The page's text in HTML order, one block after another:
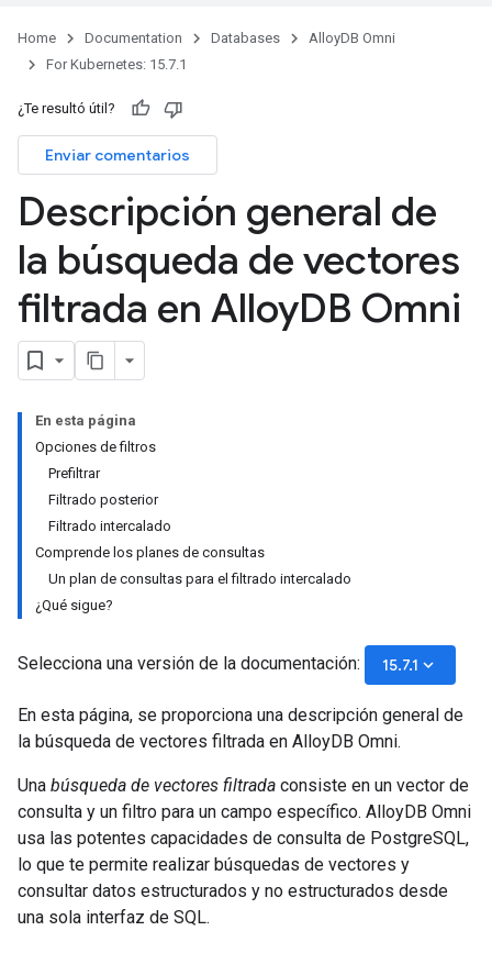
Home Documentation Databases
AlloyDB Omni
For Kubernetes: 15.7.1
¿Te resultó útil?
Enviar comentarios
Descripción general de
la búsqueda de vectores
filtrada en AlloyDB Omni
En esta página
Opciones de filtros
Prefiltrar
Filtrado posterior
Filtrado intercalado
Comprende los planes de consultas
Un plan de consultas para el filtrado intercalado
¿Qué sigue?
Selecciona una versión de la documentación: 15.7.1 keyboard_arrow_down
En esta página, se proporciona una descripción general de
la búsqueda de vectores filtrada en AlloyDB Omni.
Una búsqueda de vectores filtrada consiste en un vector de
consulta y un filtro para un campo específico. AlloyDB Omni
usa las potentes capacidades de consulta de PostgreSQL,
lo que te permite realizar búsquedas de vectores y
consultar datos estructurados y no estructurados desde
una sola interfaz de SQL.